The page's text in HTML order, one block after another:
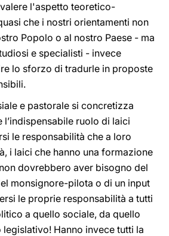
l'aspetto teoretico-
che i nostri orientamenti non
Popolo o al nostro Paese - ma
e specialisti - invece
lo sforzo di tradurle in proposte
e pastorale si concretizza
ruolo di laici
le responsabilità che a loro
i laici che hanno una formazione
dovrebbero aver bisogno del
monsignore-pilota o di un input
le proprie responsabilità a tutti
a quello sociale, da quello
Hanno invece tutti la